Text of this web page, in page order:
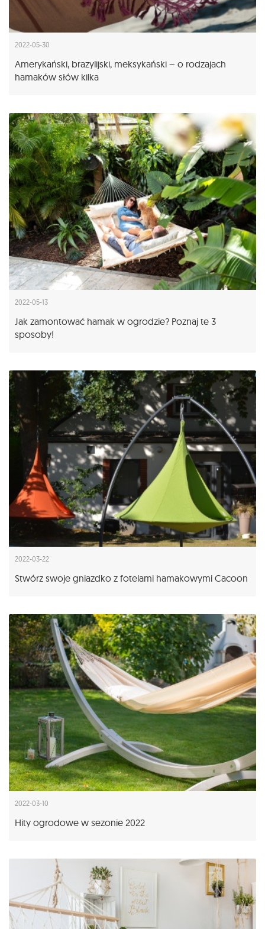
2022-05-30
Amerykański, brazylijski, meksykański – o rodzajach
hamaków słów kilka
2022-05-13
Jak zamontować hamak w ogrodzie? Poznaj te 3
sposoby!
2022-03-22
Stwórz swoje gniazdko z fotelami hamakowymi Cacoon
2022-03-10
Hity ogrodowe w sezonie 2022